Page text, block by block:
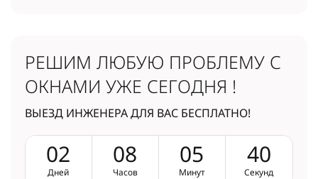
РЕШИМ ЛЮБУЮ ПРОБЛЕМУ С
ОКНАМИ УЖЕ СЕГОДНЯ !
ВЫЕЗД ИНЖЕНЕРА ДЛЯ ВАС БЕСПЛАТНО!
02
Дней
08
Часов
05
Минут
39
Секунд